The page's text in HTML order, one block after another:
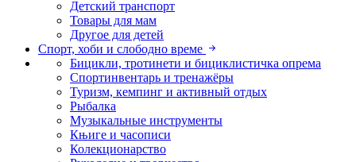
Детский транспорт
Товары для мам
Другое для детей
Спорт, хоби и слободно време
Бицикли, тротинети и бициклистичка опрема
Спортинвентарь и тренажёры
Туризм, кемпинг и активный отдых
Рыбалка
Музыкальные инструменты
Књиге и часописи
Колекционарство